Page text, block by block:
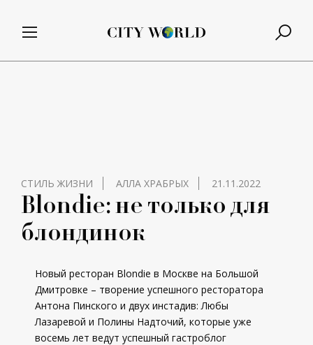
СТИЛЬ ЖИЗНИ АЛЛА ХРАБРЫХ 21.11.2022
Blondie: не только для
блондинок
Новый ресторан Blondie в Москве на Большой
Дмитровке – творение успешного ресторатора
Антона Пинского и двух инстадив: Любы
Лазаревой и Полины Надточий, которые уже
восемь лет ведут успешный гастроблог